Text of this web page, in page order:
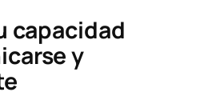
capacidad
y